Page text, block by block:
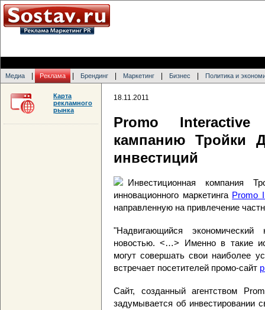
Медиа Реклама Брендинг Маркетинг Бизнес Политика и
18.11.2011
Promo Interactive
кампанию Тройки
инвестиций
Инвестиционная компания
инновационного маркетинга Promo
направленную на привлечение
"Надвигающийся
новостью. <…> Именно в такие
могут совершать свои наиболее
встречает посетителей промо-сайт
Сайт, созданный агентством
задумывается об инвестировании
Карта
рекламного
рынка